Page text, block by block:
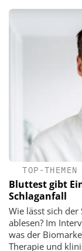
TOP-THEMEN
Bluttest gibt
Schlaganfall
Wie lässt sich
ablesen? Im
was der
Therapie und